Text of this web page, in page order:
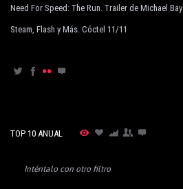
Need For Speed: The Run. Trailer de Michael Bay
Steam, Flash y Más. Cóctel 11/11
TOP 10 ANUAL
Inténtalo con otro filtro